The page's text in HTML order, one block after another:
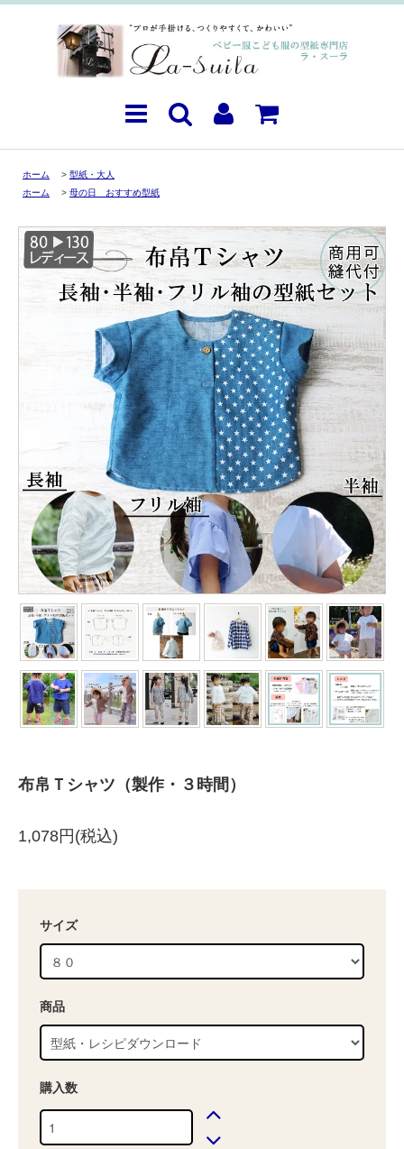
ホーム > 型紙・大人
ホーム
> 母の日 おすすめ型紙
布帛Ｔシャツ（製作・３時間）
1,078円(税込)
サイズ
商品
購入数